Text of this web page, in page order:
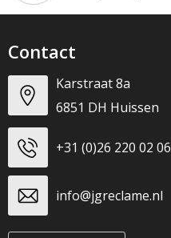
Contact
Karstraat 8a
6851 DH Huissen
+31 (0)26 220 02 06
info@jgreclame.nl